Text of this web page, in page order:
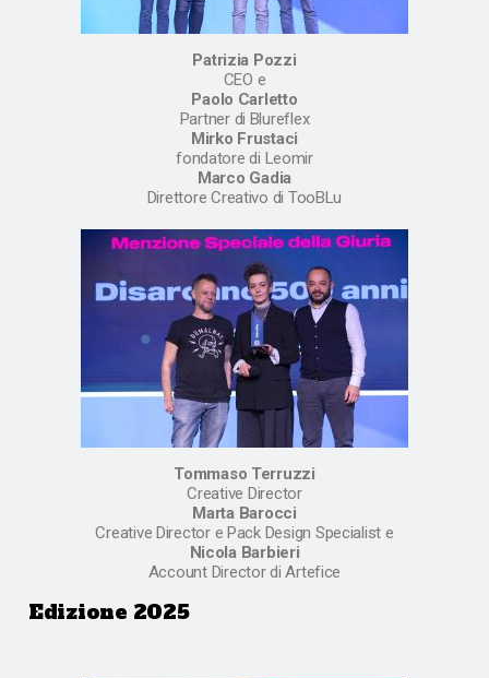
Patrizia Pozzi
CEO e
Paolo Carletto
Partner di Blureflex
Mirko Frustaci
fondatore di Leomir
Marco Gadia
Direttore Creativo di TooBLu
Tommaso Terruzzi
Creative Director
Marta Barocci
Creative Director e Pack Design Specialist e
Nicola Barbieri
Account Director di Artefice
Edizione 2025